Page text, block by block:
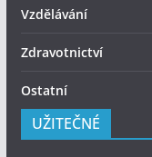
Vzdělávání
Zdravotnictví
Ostatní
UŽITEČNÉ